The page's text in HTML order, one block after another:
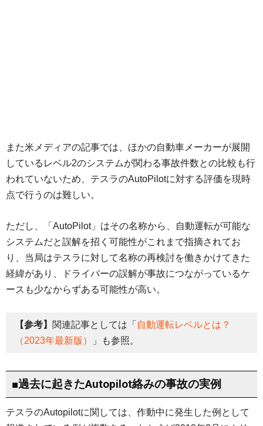
また米メディアの記事では、ほかの自動車メーカーが展開
しているレベル2のシステムが関わる事故件数との比較も行
われていないため、テスラのAutoPilotに対する評価を現時
点で行うのは難しい。
ただし、「AutoPilot」はその名称から、自動運転が可能な
システムだと誤解を招く可能性がこれまで指摘されてお
り、当局はテスラに対して名称の再検討を働きかけてきた
経緯があり、ドライバーの誤解が事故につながっているケ
ースも少なからずある可能性が高い。
【参考】 関連記事としては「 自動運転レベルとは？
（2023年最新版）
」も参照。
■過去に起きたAutopilot絡みの事故の実例
テスラのAutopilotに関しては、作動中に発生した例として